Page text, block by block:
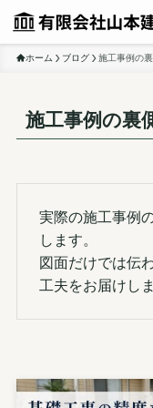
ホーム ブログ 施工事例の
施工事例の裏
実際の施工事例
します。
図面だけでは伝
工夫をお届けしま